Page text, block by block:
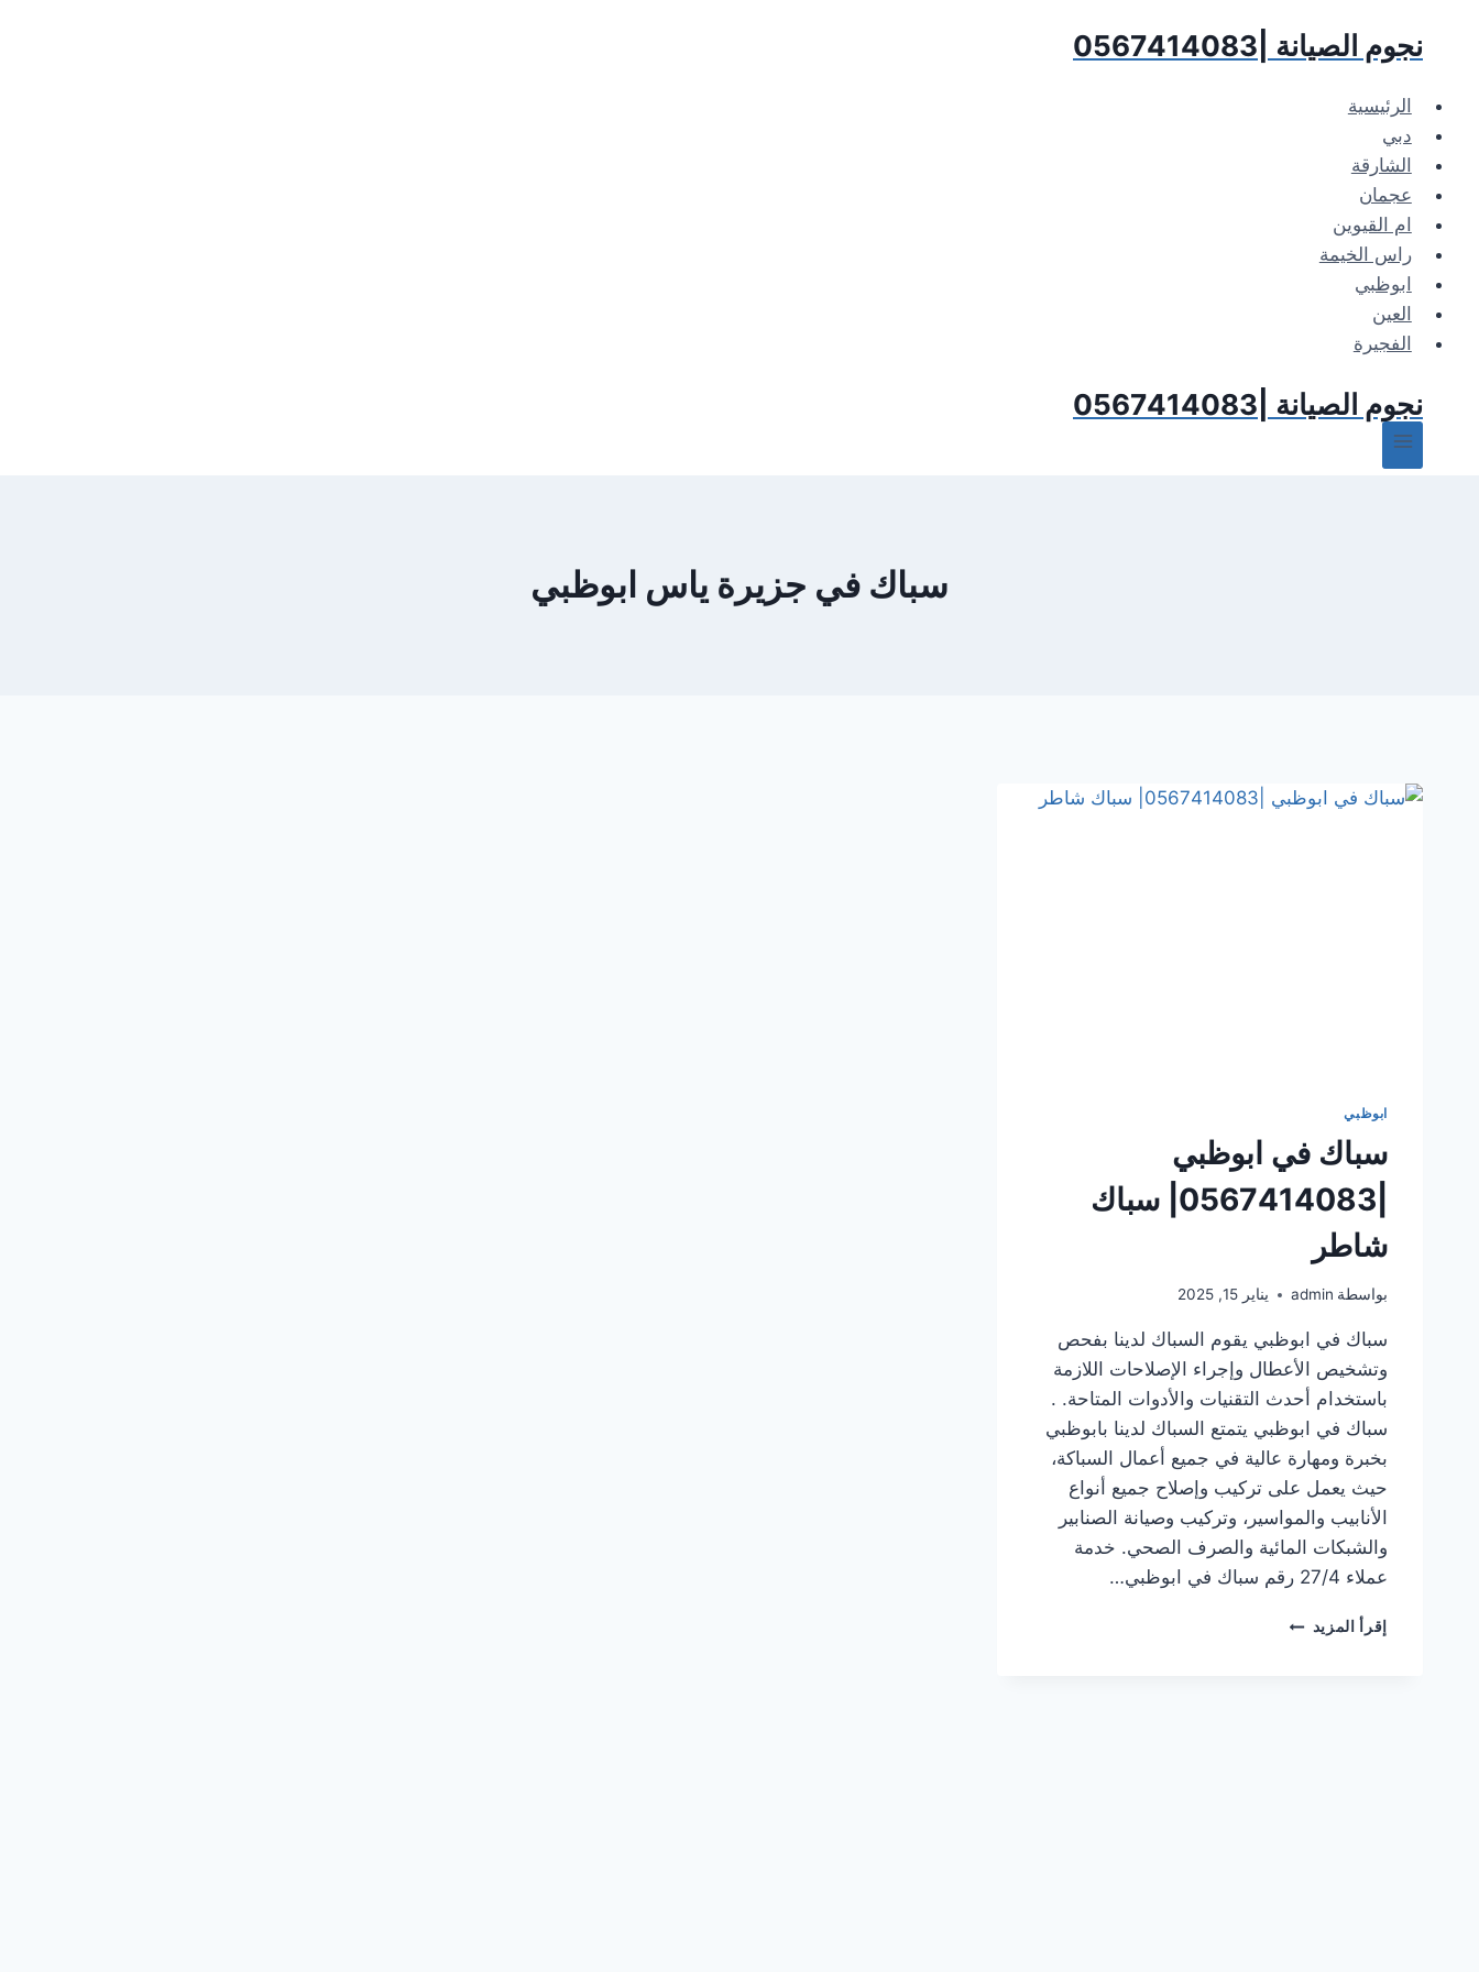
نجوم الصيانة |0567414083
الرئيسية
دبي
الشارقة
عجمان
ام القيوين
راس الخيمة
ابوظبي
العين
الفجيرة
نجوم الصيانة |0567414083
سباك في جزيرة ياس ابوظبي
ابوظبي
سباك في ابوظبي
|0567414083| سباك
شاطر
بواسطة admin يناير 15, 2025
سباك في ابوظبي يقوم السباك لدينا بفحص
وتشخيص الأعطال وإجراء الإصلاحات اللازمة
باستخدام أحدث التقنيات والأدوات المتاحة. .
سباك في ابوظبي يتمتع السباك لدينا بابوظبي
بخبرة ومهارة عالية في جميع أعمال السباكة،
حيث يعمل على تركيب وإصلاح جميع أنواع
الأنابيب والمواسير، وتركيب وصيانة الصنابير
والشبكات المائية والصرف الصحي. خدمة
عملاء 27/4 رقم سباك في ابوظبي…
إقرأ المزيد سباك